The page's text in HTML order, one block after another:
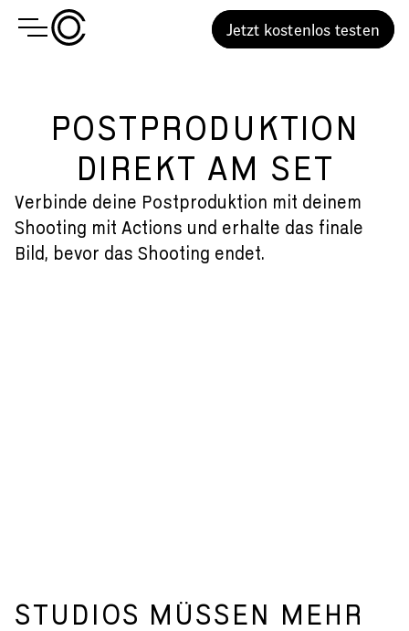
Jetzt kostenlos testen
POSTPRODUKTION
DIREKT AM SET
Verbinde deine Postproduktion mit deinem
Shooting mit Actions und erhalte das finale
Bild, bevor das Shooting endet.
STUDIOS MÜSSEN MEHR